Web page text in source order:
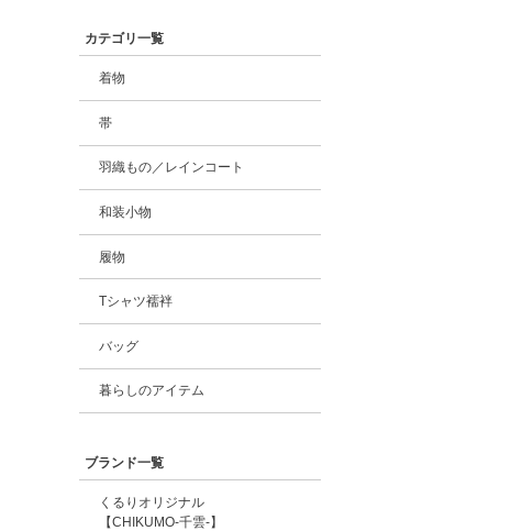
カテゴリ一覧
着物
帯
羽織もの／レインコート
和装小物
履物
Tシャツ襦袢
バッグ
暮らしのアイテム
ブランド一覧
くるりオリジナル
【CHIKUMO-千雲-】